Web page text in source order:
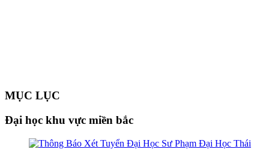
MỤC LỤC
Đại học khu vực miền bắc